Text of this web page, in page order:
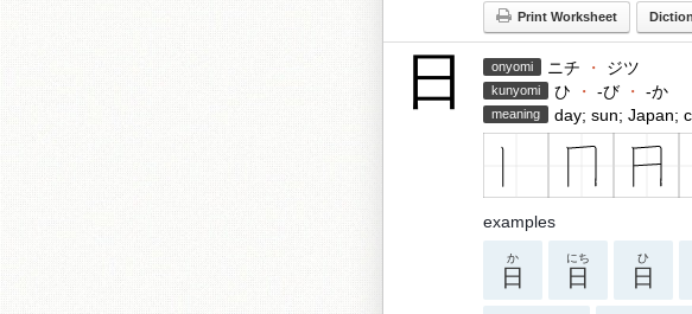
Print Worksheet
日 onyomi ニチ ・ ジツ
kunyomi ひ ・ -び ・ -か
meaning day; sun; Japan;
examples
日
か
日
にち
日
ひ